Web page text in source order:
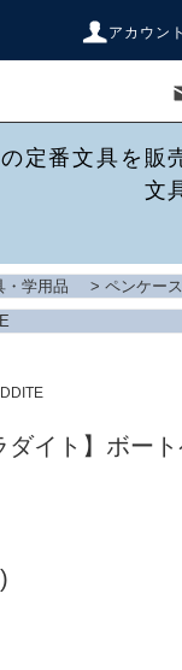
アカウント
定番文具を販
文
・学用品 > ペンケー
ダイト】ボー